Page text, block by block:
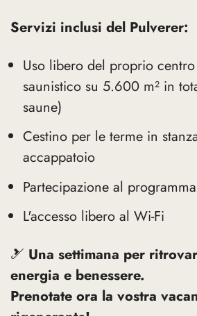
Servizi inclusi del Pulverer:
Uso libero del proprio
saunistico su 5.600 m² in
saune)
Cestino per le terme in
accappatoio
Partecipazione al
L'accesso libero al Wi-Fi
🎿 Una settimana per
energia e benessere.
Prenotate ora la vostra